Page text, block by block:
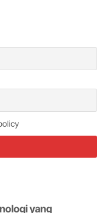
yang